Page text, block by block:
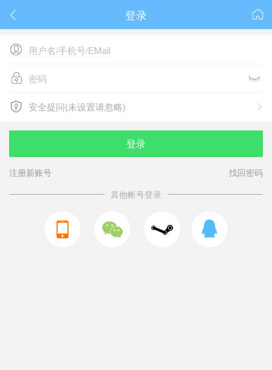
 
登录

 
 
安全提问(未设置请忽略)
安全提问(未设置请忽略)
登录
注册新账号
找回密码
其他帐号登录
  